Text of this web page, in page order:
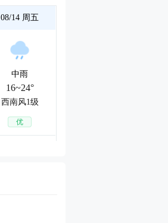
08/14 周五
中雨
16~24°
西南风1级
优